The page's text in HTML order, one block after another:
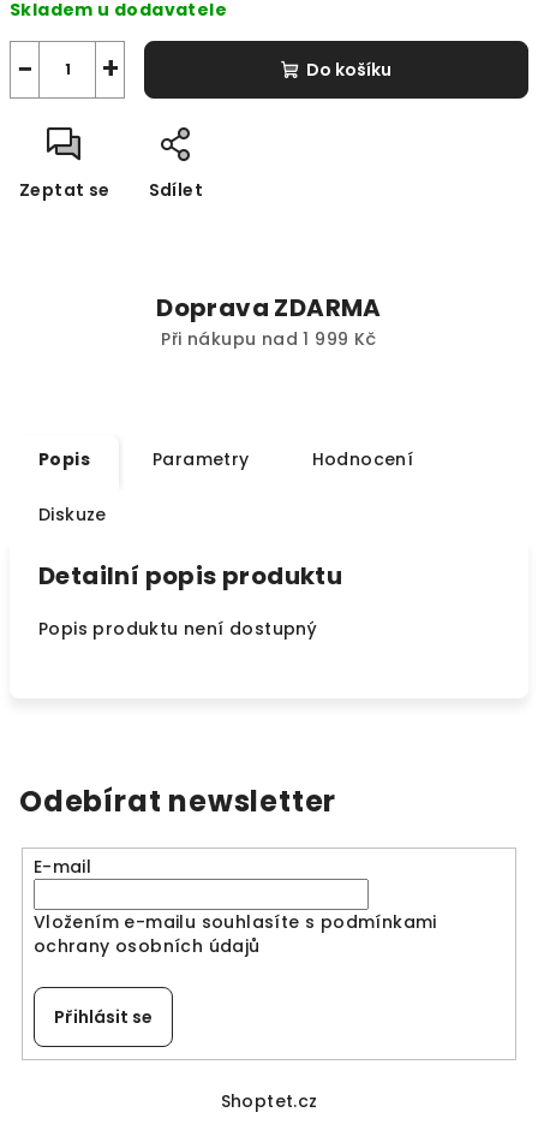
cena:
Skladem u dodavatele
+
− Do košíku
Zeptat se Sdílet
Doprava ZDARMA
Při nákupu nad 1 999 Kč
Popis Parametry Hodnocení
Diskuze
Detailní popis produktu
Popis produktu není dostupný
Odebírat newsletter
E-mail
Vložením e-mailu souhlasíte s podmínkami
ochrany osobních údajů
Přihlásit se
Shoptet.cz